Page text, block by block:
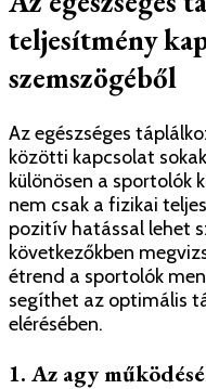
teljesítmény
szemszögéből
Az egészséges
közötti kapcsolat
különösen a sportolók
nem csak a fizikai
pozitív hatással lehet
következőkben
étrend a sportolók
segíthet az optimális
elérésében.
1. Az agy